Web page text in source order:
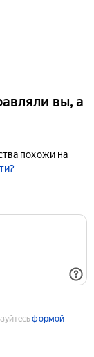
вы, а
похожи на
формой